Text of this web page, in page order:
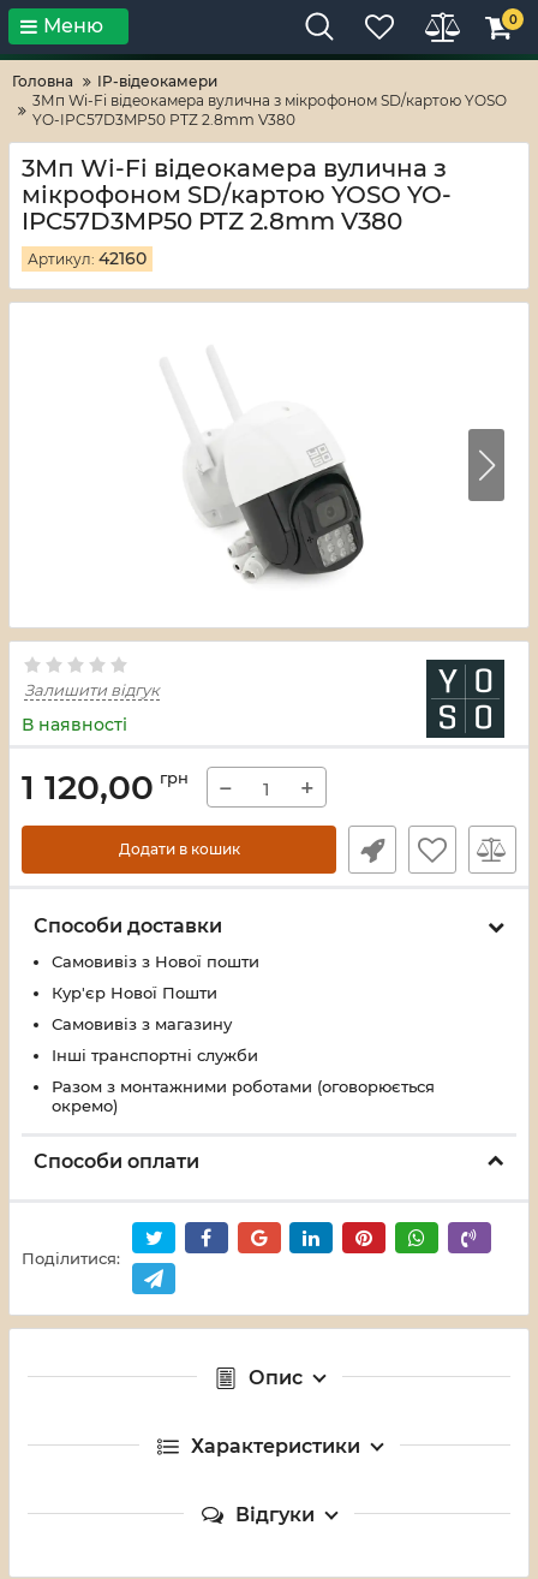
Тільки високі технології! RV-ZAFT
Меню 0
Головна
IP-відеокамери
3Мп Wi-Fi відеокамера вулична з мікрофоном SD/картою YOSO
YO-IPC57D3MP50 PTZ 2.8mm V380
3Мп Wi-Fi відеокамера вулична з
мікрофоном SD/картою YOSO YO-
IPC57D3MP50 PTZ 2.8mm V380
Артикул: 42160
Залишити відгук
В наявності
1 120,00 грн − +
Додати в кошик
Способи доставки
Самовивіз з Нової пошти
Кур'єр Нової Пошти
Самовивіз з магазину
Інші транспортні служби
Разом з монтажними роботами (оговорюється
окремо)
Способи оплати
Поділитися:
Опис
Характеристики
Відгуки